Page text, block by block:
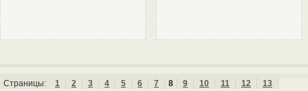
Страницы: 1 2 3 4 5 6 7 8 9 10 11 12 13